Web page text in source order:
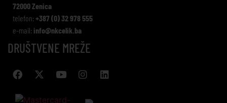
72000 Zenica
telefon: +387 (0) 32 978 555
e-mail: info@nkcelik.ba
DRUŠTVENE MREŽE